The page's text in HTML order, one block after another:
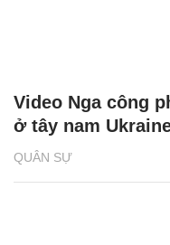
QUÂN SỰ
Video Nga công
ở tây nam